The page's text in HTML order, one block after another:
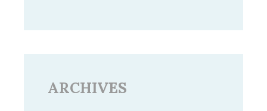
ARCHIVES